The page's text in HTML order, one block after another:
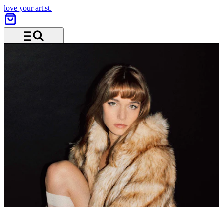
love your artist.